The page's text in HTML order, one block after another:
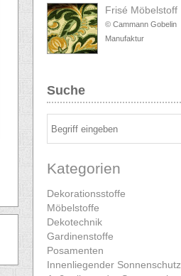
Frisé Möbelstoff
© Cammann Gobelin
Manufaktur
Suche
Kategorien
Dekorationsstoffe
Möbelstoffe
Dekotechnik
Gardinenstoffe
Posamenten
Innenliegender Sonnenschutz